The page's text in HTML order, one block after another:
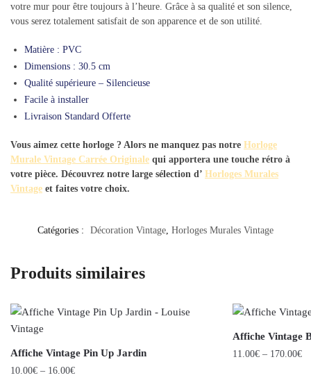
votre mur pour être toujours à l’heure. Grâce à sa qualité et son silence,
vous serez totalement satisfait de son apparence et de son utilité.
Matière : PVC
Dimensions : 30.5 cm
Qualité supérieure – Silencieuse
Facile à installer
Livraison Standard Offerte
Vous aimez cette horloge ? Alors ne manquez pas notre Horloge
Murale Vintage Carrée Originale qui apportera une touche rétro à
votre pièce. Découvrez notre large sélection d’ Horloges Murales
Vintage et faites votre choix.
Catégories : Décoration Vintage, Horloges Murales Vintage
Produits similaires
Affiche Vintage Pin Up Jardin
10.00€ – 16.00€
Affiche Vintage
11.00€ – 170.00€